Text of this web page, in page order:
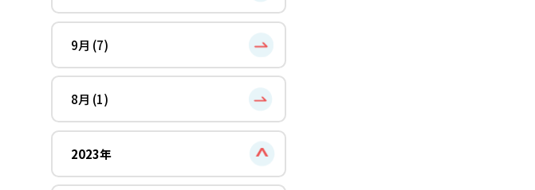
9月 (7)
8月 (1)
2023年